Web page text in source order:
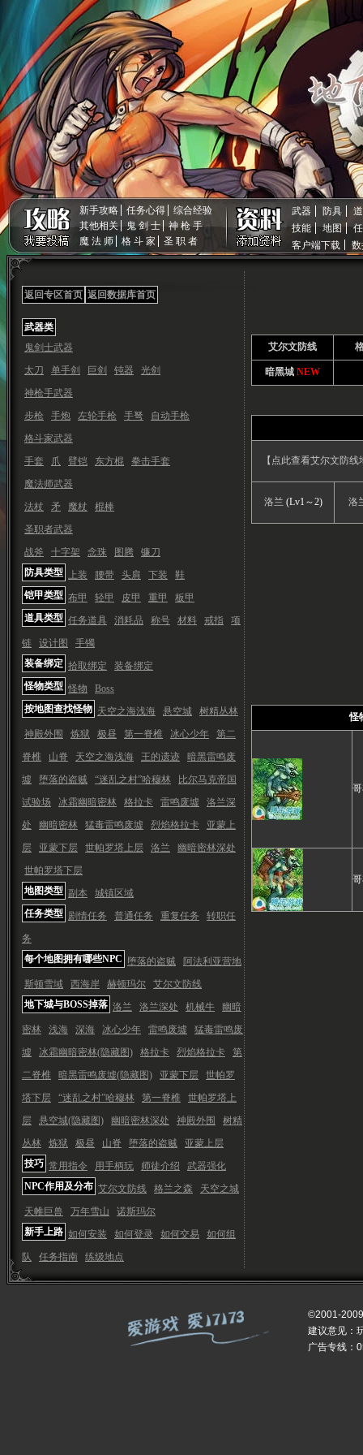
新手攻略 任务心得
综合经验
其他相关
鬼 剑 士
神 枪 手
魔 法 师
格 斗 家 圣 职 者
武器 防具
技能
地图
客户端下载
返回专区首页 返回数据库首页
武器类
鬼剑士武器
太刀
单手剑 巨剑 钝器
光剑
神枪手武器
步枪
手炮 左轮手枪 手弩
自动手枪
格斗家武器
手套
爪 臂铠 东方棍
拳击手套
魔法师武器
法杖
矛 魔杖
棍棒
圣职者武器
战斧
十字架 念珠 图腾
镰刀
防具类型 上装 腰带 头肩 下装
鞋
铠甲类型 布甲 轻甲 皮甲 重甲
板甲
道具类型 任务道具 消耗品 称号 材料 戒指
项
链
设计图
手镯
装备绑定 拾取绑定
装备绑定
怪物类型 怪物
Boss
按地图查找怪物 天空之海浅海 悬空城
树精丛林
神殿外围
炼狱 极昼 第一脊椎 冰心少年
第二
脊椎
山脊 天空之海浅海 王的遗迹
暗黑雷鸣废
墟
堕落的盗贼 “迷乱之村”哈穆林
比尔马克帝国
试验场
冰霜幽暗密林 格拉卡 雷鸣废墟
洛兰深
处
幽暗密林 猛毒雷鸣废墟 烈焰格拉卡
亚蒙上
层
亚蒙下层 世帕罗塔上层 洛兰
幽暗密林深处
世帕罗塔下层
地图类型 副本
城镇区域
任务类型 剧情任务 普通任务 重复任务
转职任
务
每个地图拥有哪些NPC 堕落的盗贼
阿法利亚营地
斯顿雪域
西海岸 赫顿玛尔
艾尔文防线
地下城与BOSS掉落 洛兰 洛兰深处 机械牛
幽暗
密林
浅海 深海 冰心少年 雷鸣废墟
猛毒雷鸣废
墟
冰霜幽暗密林(隐藏图) 格拉卡 烈焰格拉卡
第
二脊椎
暗黑雷鸣废墟(隐藏图) 亚蒙下层
世帕罗
塔下层
“迷乱之村”哈穆林 第一脊椎
世帕罗塔上
层
悬空城(隐藏图) 幽暗密林深处 神殿外围
树精
丛林
炼狱 极昼 山脊 堕落的盗贼
亚蒙上层
技巧 常用指令 用手柄玩 师徒介绍
武器强化
NPC作用及分布 艾尔文防线 格兰之森
天空之城
天帷巨兽
万年雪山
诺斯玛尔
新手上路 如何安装 如何登录 如何交易
如何组
队
任务指南 练级地点
艾尔文防线
暗黑城 NEW
【点此查看艾尔文防
洛兰 (Lv1～2) 洛
怪
©2001-2009
建议意见：
广告专线：